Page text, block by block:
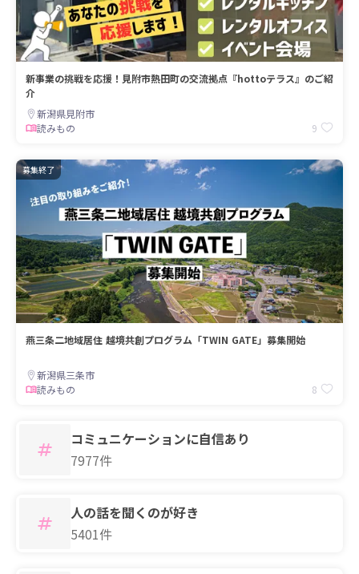
新事業の挑戦を応援！見附市熱田町の交流拠点『hottoテラス』のご紹
介
新潟県見附市
読みもの
9
募集終了
燕三条二地域居住 越境共創プログラム「TWIN GATE」募集開始
新潟県三条市
読みもの
8
コミュニケーションに自信あり
7977件
人の話を聞くのが好き
5401件